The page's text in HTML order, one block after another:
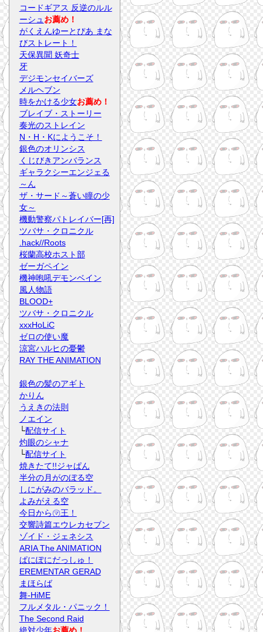
コードギアス 反逆のルル
ーシュ お薦め！
がくえんゆーとぴあ まな
びストレート！
天保異聞 妖奇士
牙
デジモンセイバーズ
メルヘブン
時をかける少女お薦め！
ブレイブ・ストーリー
奏光のストレイン
N・H・Kにようこそ！
銀色のオリンシス
くじびきアンバランス
ギャラクシーエンジェる
～ん
ザ・サード～蒼い瞳の少
女～
機動警察パトレイバー[再]
ツバサ・クロニクル
.hack//Roots
桜蘭高校ホスト部
ゼーガペイン
機神咆吼デモンベイン
風人物語
BLOOD+
ツバサ・クロニクル
xxxHoLiC
ゼロの使い魔
涼宮ハルヒの憂鬱
RAY THE ANIMATION
銀色の髪のアギト
かりん
うえきの法則
ノエイン
└配信サイト
灼眼のシャナ
└配信サイト
焼きたて!!ジャぱん
半分の月がのぼる空
しにがみのバラッド。
よみがえる空
今日から㋮王！
交響詩篇エウレカセブン
ゾイド・ジェネシス
ARIA The ANIMATION
ぱにぽにだっしゅ！
EREMENTAR GERAD
まほらば
舞-HiME
フルメタル・パニック！
The Second Raid